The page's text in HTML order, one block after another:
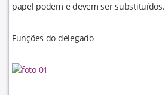
papel podem e devem ser substituídos.
Funções do delegado